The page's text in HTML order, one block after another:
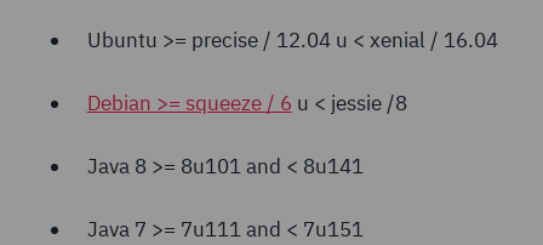
Ubuntu >= precise / 12.04 и < xenial / 16.04
Debian >= squeeze / 6 и < jessie /8
Java 8 >= 8u101 and < 8u141
Java 7 >= 7u111 and < 7u151